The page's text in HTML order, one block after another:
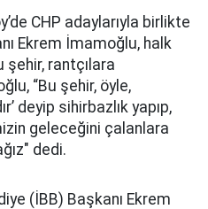
CHP adaylarıyla birlikte
Ekrem İmamoğlu, halk
şehir, rantçılara
“Bu şehir, öyle,
deyip sihirbazlık yapıp,
geleceğini çalanlara
dedi.
(İBB) Başkanı Ekrem